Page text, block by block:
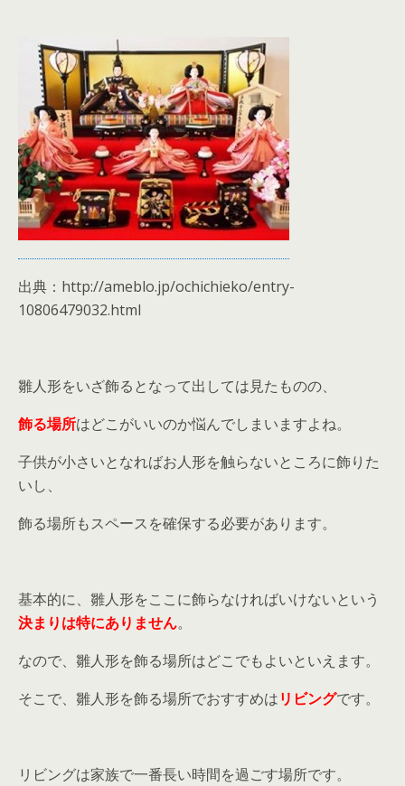
出典：http://ameblo.jp/ochichieko/entry-
10806479032.html
雛人形をいざ飾るとなって出しては見たものの、
飾る場所はどこがいいのか悩んでしまいますよね。
子供が小さいとなればお人形を触らないところに飾りた
いし、
飾る場所もスペースを確保する必要があります。
基本的に、雛人形をここに飾らなければいけないという
決まりは特にありません。
なので、雛人形を飾る場所はどこでもよいといえます。
そこで、雛人形を飾る場所でおすすめはリビングです。
リビングは家族で一番長い時間を過ごす場所です。